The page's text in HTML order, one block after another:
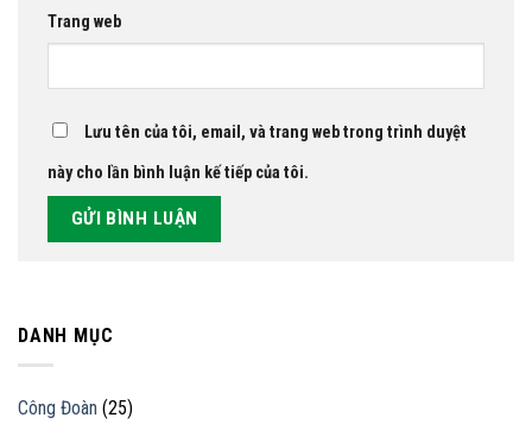
Trang web
Lưu tên của tôi, email, và trang web trong trình duyệt
này cho lần bình luận kế tiếp của tôi.
DANH MỤC
Công Đoàn (25)